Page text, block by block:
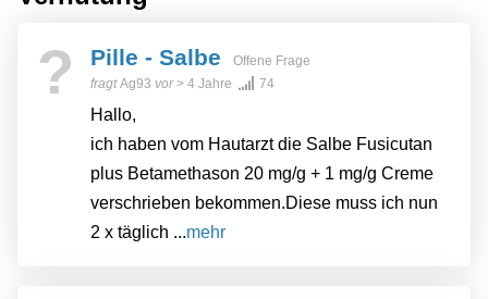
? Pille - Salbe
Offene Frage
fragtAg93 vor> 4 Jahre 74
Hallo,
ich haben vom Hautarzt die Salbe Fusicutan
plus Betamethason 20 mg/g + 1 mg/g Creme
verschrieben bekommen.Diese muss ich nun
2 x täglich ...mehr